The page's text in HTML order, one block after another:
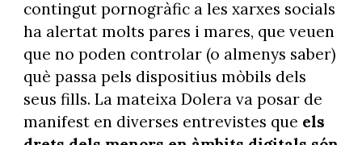
contingut pornogràfic a les xarxes socials
ha alertat molts pares i mares, que veuen
que no poden controlar (o almenys saber)
què passa pels dispositius mòbils dels
seus fills. La mateixa Dolera va posar de
manifest en diverses entrevistes que els